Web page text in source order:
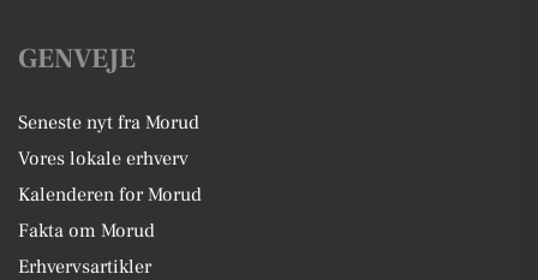
GENVEJE
Seneste nyt fra Morud
Vores lokale erhverv
Kalenderen for Morud
Fakta om Morud
Erhvervsartikler